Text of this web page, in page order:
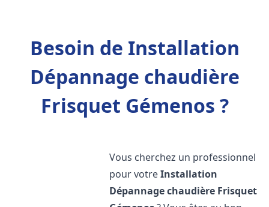
Besoin de Installation
Dépannage chaudière
Frisquet Gémenos ?
Vous cherchez un professionnel
pour votreInstallation
Dépannage chaudière Frisquet